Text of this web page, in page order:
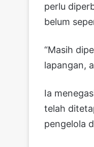
perlu
belum
“Masih
lapangan,
Ia
telah
pengelola